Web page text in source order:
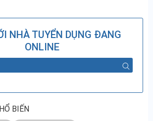
NHÀ TUYỂN DỤNG ĐANG
ONLINE
BIẾN